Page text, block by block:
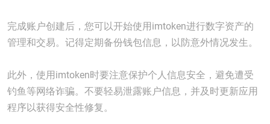
完成账户创建后，您可以开始使用imtoken进行数字资产的
管理和交易。记得定期备份钱包信息，以防意外情况发生。
此外，使用imtoken时要注意保护个人信息安全，避免遭受
钓鱼等网络诈骗。不要轻易泄露账户信息，并及时更新应用
程序以获得安全性修复。